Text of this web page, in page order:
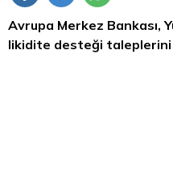
Avrupa Merkez Bankası,
likidite desteği taleplerini